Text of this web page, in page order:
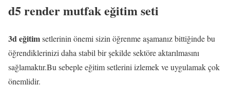
d5 render mutfak eğitim seti
3d eğitimsetlerinin önemi sizin öğrenme aşamanız bittiğinde bu
öğrendiklerinizi daha stabil bir şekilde sektöre aktarılmasını
sağlamaktır.Bu sebeple eğitim setlerini izlemek ve uygulamak çok
önemlidir.